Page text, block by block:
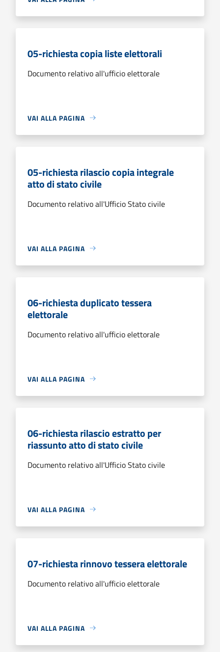
05-richiesta copia liste elettorali
Documento relativo all'ufficio elettorale
VAI ALLA PAGINA
05-richiesta rilascio copia integrale
atto di stato civile
Documento relativo all'Ufficio Stato civile
VAI ALLA PAGINA
06-richiesta duplicato tessera
elettorale
Documento relativo all'ufficio elettorale
VAI ALLA PAGINA
06-richiesta rilascio estratto per
riassunto atto di stato civile
Documento relativo all'Ufficio Stato civile
VAI ALLA PAGINA
07-richiesta rinnovo tessera elettorale
Documento relativo all'ufficio elettorale
VAI ALLA PAGINA